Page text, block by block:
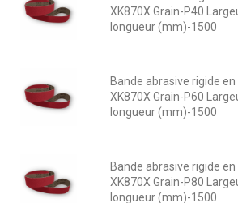
XK870X Grain-P40
longueur (mm)-1500
Bande abrasive rigide
XK870X Grain-P60
longueur (mm)-1500
Bande abrasive rigide
XK870X Grain-P80
longueur (mm)-1500